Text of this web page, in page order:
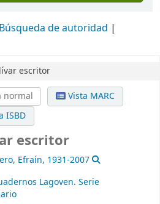
Búsqueda de autoridad
escritor
normal
Vista MARC
ISBD
escritor
Efraín, 1931-2007
Lagoven. Serie